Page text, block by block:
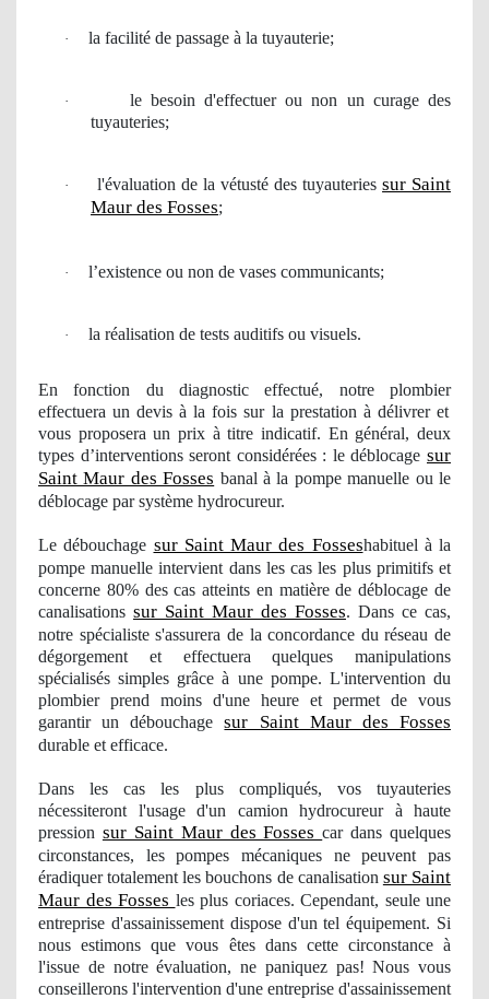
· la facilité de passage à la tuyauterie;
· le besoind'effectuer ou non un curagedes
tuyauteries;
· l'évaluation de la vétustédes tuyauteriessur Saint
Maur des Fosses;
· l’existence ou non de vases communicants;
· la réalisation de tests auditifs ou visuels.
En fonction du diagnostic effectué, notre plombier
effectuera un devis à la fois sur la prestation à délivrer et
vous proposera unprix à titreindicatif. En général, deux
types d’interventions seront considérées : le déblocage sur
Saint Maur des Fosses banal à la pompe manuelle ou le
déblocage par système hydrocureur.
Le débouchage sur Saint Maur des Fosseshabituel à la
pompe manuelle intervient dans les cas les plus primitifs et
concerne 80% des cas atteints en matière de déblocage de
canalisations sur Saint Maur des Fosses. Dans ce cas,
notre spécialiste s'assurera de la concordance du réseau de
dégorgement et effectuera quelques manipulations
spécialisés simples grâce à une pompe. L'intervention du
plombierprend moins d'une heure et permet de vous
garantirun débouchagesur Saint Maur des Fosses
durable et efficace.
Dans les cas les plus compliqués, vostuyauteries
nécessiteront l'usaged'un camion hydrocureur à haute
pression sur Saint Maur des Fossescar dans quelques
circonstances, les pompes mécaniques ne peuvent pas
éradiquer totalement les bouchons de canalisation sur Saint
Maur des Fosses les plus coriaces. Cependant, seule une
entreprise d'assainissement dispose d'un tel équipement. Si
nous estimons que vous êtes dans cette circonstance à
l'issue de notre évaluation, ne paniquez pas! Nous vous
conseillerons l'intervention d'une entreprise d'assainissement